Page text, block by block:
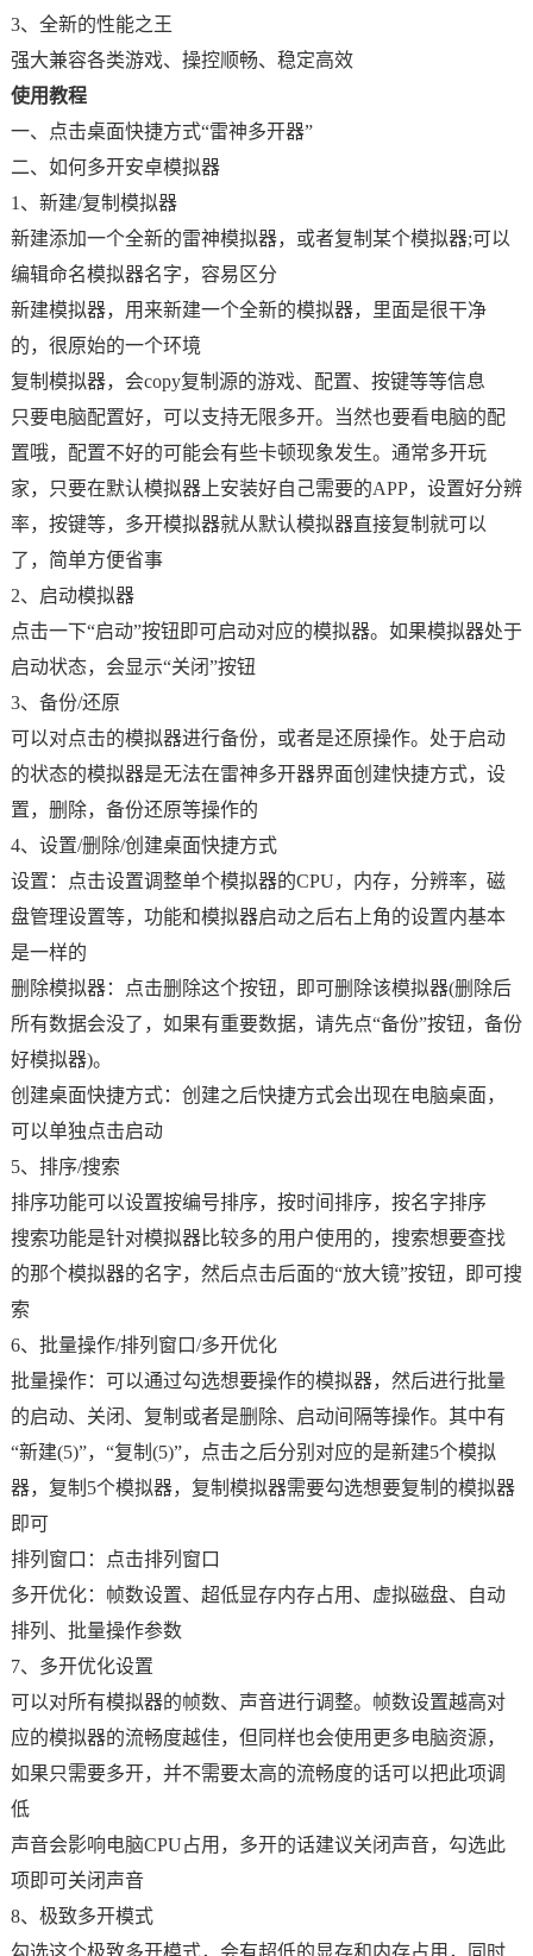
3、全新的性能之王
强大兼容各类游戏、操控顺畅、稳定高效
使用教程
一、点击桌面快捷方式“雷神多开器”
二、如何多开安卓模拟器
1、新建/复制模拟器
新建添加一个全新的雷神模拟器，或者复制某个模拟器;可以
编辑命名模拟器名字，容易区分
新建模拟器，用来新建一个全新的模拟器，里面是很干净
的，很原始的一个环境
复制模拟器，会copy复制源的游戏、配置、按键等等信息
只要电脑配置好，可以支持无限多开。当然也要看电脑的配
置哦，配置不好的可能会有些卡顿现象发生。通常多开玩
家，只要在默认模拟器上安装好自己需要的APP，设置好分辨
率，按键等，多开模拟器就从默认模拟器直接复制就可以
了，简单方便省事
2、启动模拟器
点击一下“启动”按钮即可启动对应的模拟器。如果模拟器处于
启动状态，会显示“关闭”按钮
3、备份/还原
可以对点击的模拟器进行备份，或者是还原操作。处于启动
的状态的模拟器是无法在雷神多开器界面创建快捷方式，设
置，删除，备份还原等操作的
4、设置/删除/创建桌面快捷方式
设置：点击设置调整单个模拟器的CPU，内存，分辨率，磁
盘管理设置等，功能和模拟器启动之后右上角的设置内基本
是一样的
删除模拟器：点击删除这个按钮，即可删除该模拟器(删除后
所有数据会没了，如果有重要数据，请先点“备份”按钮，备份
好模拟器)。
创建桌面快捷方式：创建之后快捷方式会出现在电脑桌面，
可以单独点击启动
5、排序/搜索
排序功能可以设置按编号排序，按时间排序，按名字排序
搜索功能是针对模拟器比较多的用户使用的，搜索想要查找
的那个模拟器的名字，然后点击后面的“放大镜”按钮，即可搜
索
6、批量操作/排列窗口/多开优化
批量操作：可以通过勾选想要操作的模拟器，然后进行批量
的启动、关闭、复制或者是删除、启动间隔等操作。其中有
“新建(5)”，“复制(5)”，点击之后分别对应的是新建5个模拟
器，复制5个模拟器，复制模拟器需要勾选想要复制的模拟器
即可
排列窗口：点击排列窗口
多开优化：帧数设置、超低显存内存占用、虚拟磁盘、自动
排列、批量操作参数
7、多开优化设置
可以对所有模拟器的帧数、声音进行调整。帧数设置越高对
应的模拟器的流畅度越佳，但同样也会使用更多电脑资源，
如果只需要多开，并不需要太高的流畅度的话可以把此项调
低
声音会影响电脑CPU占用，多开的话建议关闭声音，勾选此
项即可关闭声音
8、极致多开模式
勾选这个极致多开模式，会有超低的显存和内存占用，同时